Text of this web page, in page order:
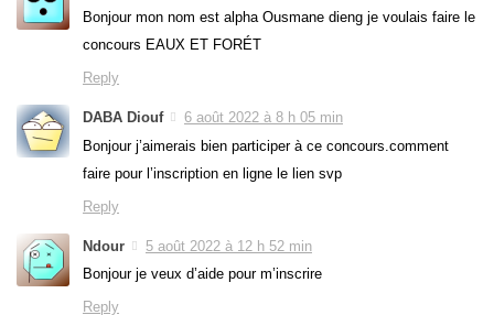
Bonjour mon nom est alpha Ousmane dieng je voulais faire le
concours EAUX ET FORÉT
Reply
DABA Diouf
6 août 2022 à 8 h 05 min
Bonjour j’aimerais bien participer à ce concours.comment
faire pour l’inscription en ligne le lien svp
Reply
Ndour
5 août 2022 à 12 h 52 min
Bonjour je veux d’aide pour m’inscrire
Reply